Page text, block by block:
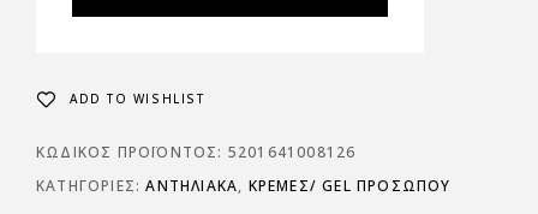
ADD TO WISHLIST
ΚΩΔΙΚΌΣ ΠΡΟΪΌΝΤΟΣ: 5201641008126
ΚΑΤΗΓΟΡΊΕΣ:ΑΝΤΗΛΙΑΚΆ, ΚΡΈΜΕΣ/ GEL ΠΡΟΣΏΠΟΥ